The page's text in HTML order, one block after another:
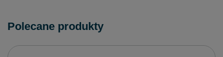
Polecane produkty